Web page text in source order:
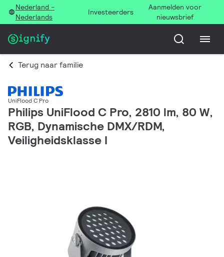
Nederland -
Nederlands
Investeerders
Aanmelden voor
nieuwsbrief
Terug naar familie
UniFlood C Pro
Philips UniFlood C Pro, 2810 lm, 80 W,
RGB, Dynamische DMX/RDM,
Veiligheidsklasse I